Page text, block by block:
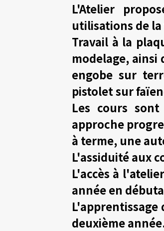
L'Atelier
utilisations de
Travail à la
modelage,
engobe sur
pistolet sur
Les cours
approche
à terme, une
L'assiduité aux
L'accès à
année en
deuxième